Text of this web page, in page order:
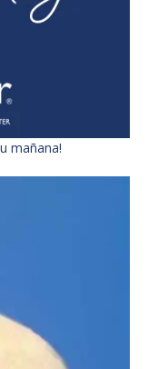
mañana!